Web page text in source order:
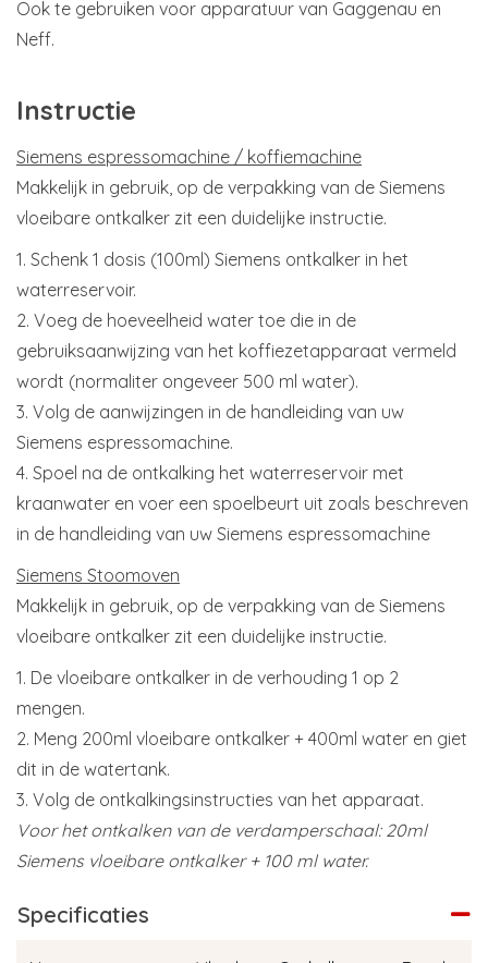
Ook te gebruiken voor apparatuur van Gaggenau en
Neff.
Instructie
Siemens espressomachine / koffiemachine
Makkelijk in gebruik, op de verpakking van de Siemens
vloeibare ontkalker zit een duidelijke instructie.
1. Schenk 1 dosis (1​00​ml) ​Siemens ontkalker in het
waterreservoir.
2. Voeg de hoeveelheid water toe die in de
gebruiksaanwijzing van het koffiezetapparaat vermeld
wordt (normaliter ongeveer ​500 ml water).
3. Volg de aanwijzingen in de handleiding van uw ​
Siemens espressomachine.
4. Spoel na de ontkalking het waterreservoir met
kraanwater en voer een spoelbeurt uit zoals beschreven
in de handleiding van uw ​Siemens espressomachine
Siemens Stoomoven
Makkelijk in gebruik, op de verpakking van de Siemens
vloeibare ontkalker zit een duidelijke instructie.
1. De vloeibare ontkalker in de verhouding 1 op 2
mengen.
2. Meng 200ml vloeibare ontkalker + 400ml water en giet
dit in de watertank.
3. Volg de ontkalkingsinstructies van het apparaat.
Voor het ontkalken van de verdamperschaal: 20ml
Siemens vloeibare ontkalker + 100 ml water.
Specificaties